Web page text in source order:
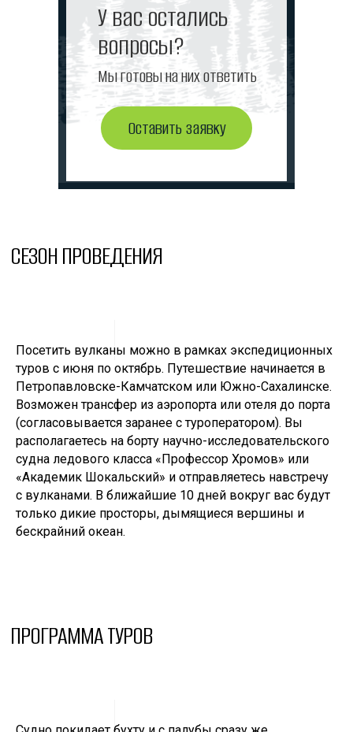
У вас остались
вопросы?
Мы готовы на них ответить
Оставить заявку
СЕЗОН ПРОВЕДЕНИЯ
Посетить вулканы можно в рамках экспедиционных
туров с июня по октябрь. Путешествие начинается в
Петропавловске-Камчатском или Южно-Сахалинске.
Возможен трансфер из аэропорта или отеля до порта
(согласовывается заранее с туроператором). Вы
располагаетесь на борту научно-исследовательского
судна ледового класса «Профессор Хромов» или
«Академик Шокальский» и отправляетесь навстречу
с вулканами. В ближайшие 10 дней вокруг вас будут
только дикие просторы, дымящиеся вершины и
бескрайний океан.
ПРОГРАММА ТУРОВ